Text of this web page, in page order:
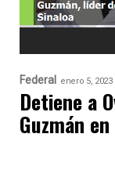
Federal enero 5, 2023
Detiene a
Guzmán